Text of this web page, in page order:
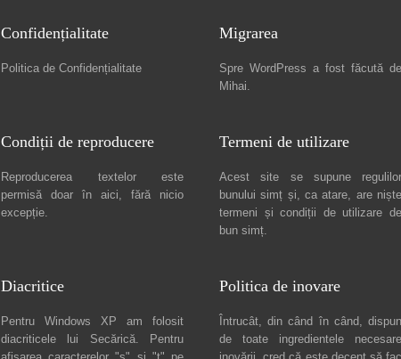
Confidențialitate
Politica de Confidențialitate
Migrarea
Spre WordPress a fost făcută de
Mihai.
Condiții de reproducere
Reproducerea textelor este
permisă doar în aici, fără nicio
excepție.
Termeni de utilizare
Acest site se supune regulilor
bunului simț și, ca atare, are niște
termeni și condiții de utilizare de
bun simț.
Diacritice
Pentru Windows XP am folosit
diacriticele lui Secărică. Pentru
Politica de inovare
Întrucât, din când în când, dispun
de toate ingredientele necesare